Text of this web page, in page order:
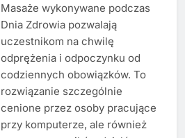
Masaże wykonywane podczas
Dnia Zdrowia pozwalają
uczestnikom na chwilę
odprężenia i odpoczynku od
codziennych obowiązków. To
rozwiązanie szczególnie
cenione przez osoby pracujące
przy komputerze, ale również